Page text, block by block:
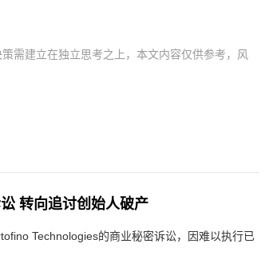
需建立在独立思考之上，本文内容仅供参考，风
转向追讨创始人破产
Technologies的商业秘密诉讼，因难以执行已